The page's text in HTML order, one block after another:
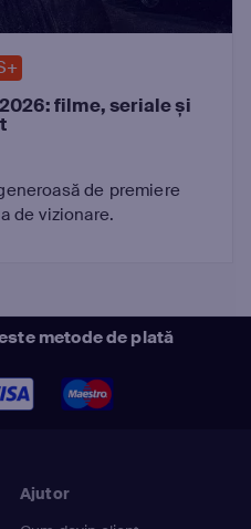
filme, seriale și
de premiere
de vizionare.
metode de plată
Ajutor